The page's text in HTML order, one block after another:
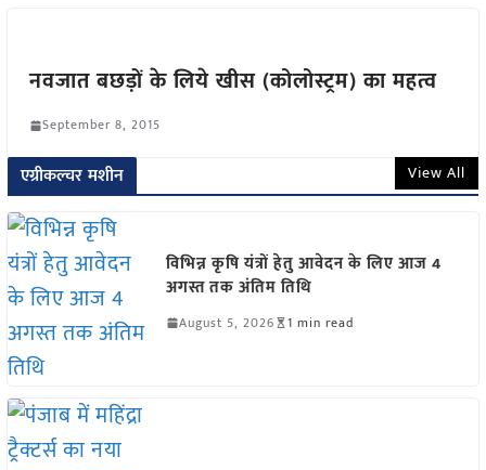
नवजात बछड़ों के लिये खीस (कोलोस्ट्रम) का महत्व
September 8, 2015
एग्रीकल्चर मशीन View All
विभिन्न कृषि यंत्रों हेतु आवेदन के लिए आज 4
अगस्त तक अंतिम तिथि
August 5, 2026 1 min read